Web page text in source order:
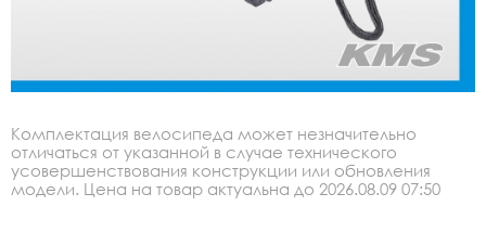
Комплектация велосипеда может незначительно
отличаться от указанной в случае технического
усовершенствования конструкции или обновления
модели. Цена на товар актуальна до 2026.08.09 07:50